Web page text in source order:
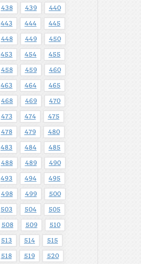
438 439 440
443 444 445
448 449 450
453 454 455
458 459 460
463 464 465
468 469 470
473 474 475
478 479 480
483 484 485
488 489 490
493 494 495
498 499 500
503 504 505
508 509 510
513 514 515
518 519 520